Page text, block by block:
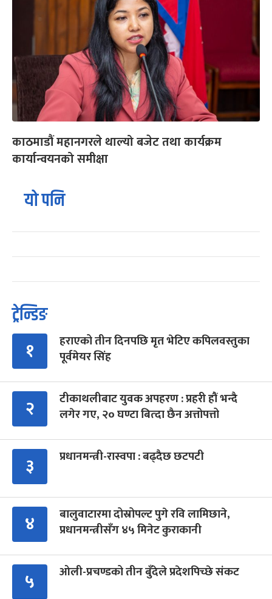
काठमाडौं महानगरले थाल्यो बजेट तथा कार्यक्रम
कार्यान्वयनको समीक्षा
यो पनि
ट्रेन्डिङ
१
हराएको तीन दिनपछि मृत भेटिए कपिलवस्तुका
पूर्वमेयर सिंह
२
टीकाथलीबाट युवक अपहरण : प्रहरी हौं भन्दै
लगेर गए, २० घण्टा बित्दा छैन अत्तोपत्तो
३ प्रधानमन्त्री-रास्वपा : बढ्दैछ छटपटी
४
बालुवाटारमा दोस्रोपल्ट पुगे रवि लामिछाने,
प्रधानमन्त्रीसँग ४५ मिनेट कुराकानी
५ ओली-प्रचण्डको तीन बुँदेले प्रदेशपिच्छे संकट